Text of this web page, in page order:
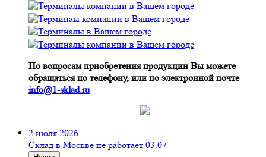
По вопросам приобретения продукции Вы можете
обращаться по телефону, или по электронной почте
info@1-sklad.ru
2 июля 2026
Склад в Москве не работает 03.07